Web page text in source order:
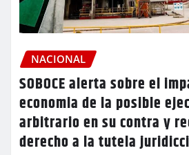
NACIONAL
SOBOCE alerta sobre el
economia de la posible
arbitrario en su contra y
derecho a la tutela